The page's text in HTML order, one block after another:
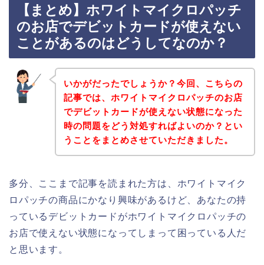
【まとめ】ホワイトマイクロパッチ
のお店でデビットカードが使えない
ことがあるのはどうしてなのか？
いかがだったでしょうか？今回、こちらの
記事では、ホワイトマイクロパッチのお店
でデビットカードが使えない状態になった
時の問題をどう対処すればよいのか？とい
うことをまとめさせていただきました。
多分、ここまで記事を読まれた方は、ホワイトマイク
ロパッチの商品にかなり興味があるけど、あなたの持
っているデビットカードがホワイトマイクロパッチの
お店で使えない状態になってしまって困っている人だ
と思います。